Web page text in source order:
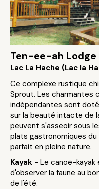
Ten-ee-ah Lodge
Lac La Hache (Lac la
Ce complexe rustique
Sprout. Les charmantes
indépendantes sont
sur la beauté intacte de
peuvent s'asseoir sous
plats gastronomiques
parfait en pleine nature.
Kayak - Le canoë-kayak
d'observer la faune au
de l'été.